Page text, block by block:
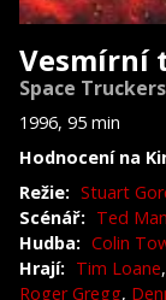
Vesmírní
Space Truckers
1996, 95 min
Hodnocení na
Režie: Stuart
Scénář: Ted
Hudba: Colin
Hrají: Tim Loane,
Roger Gregg,